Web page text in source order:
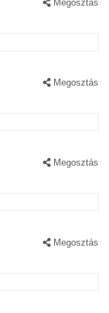
Megosztás
Megosztás
Megosztás
Megosztás